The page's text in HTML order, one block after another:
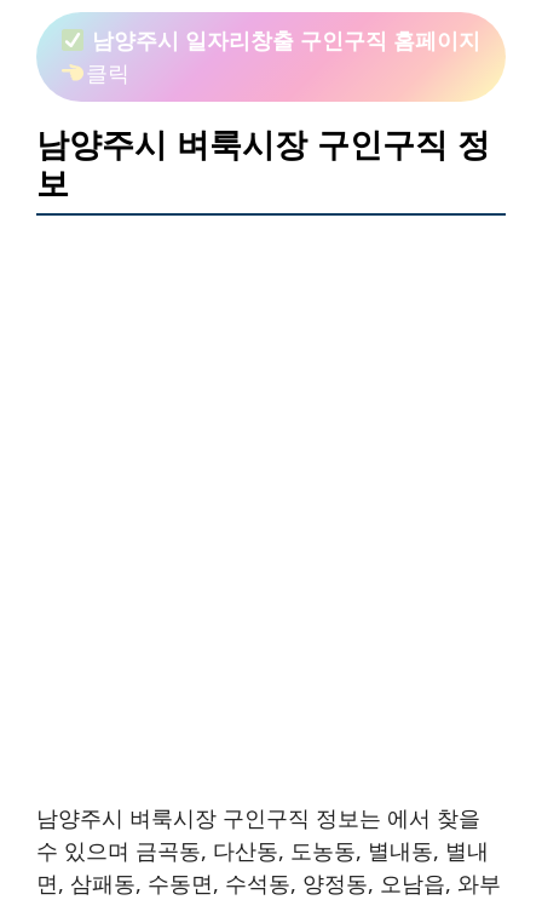
남양주시 일자리창출 구인구직 홈페이지
클릭
남양주시 벼룩시장 구인구직 정
보
남양주시 벼룩시장 구인구직 정보는 에서 찾을
수 있으며 금곡동, 다산동, 도농동, 별내동, 별내
면, 삼패동, 수동면, 수석동, 양정동, 오남읍, 와부